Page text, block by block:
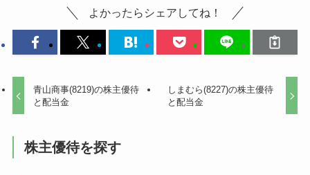
よかったらシェアしてね！
青山商事(8219)の株主優待
と配当金
しまむら(8227)の株主優待
と配当金
株主優待を探す